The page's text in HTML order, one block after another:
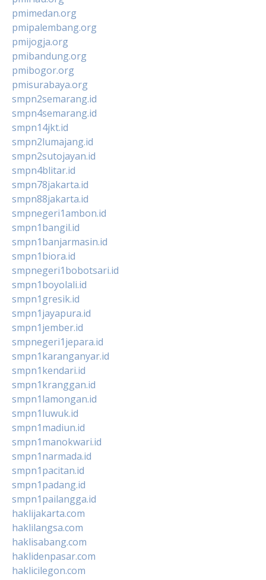
pmimedan.org
pmipalembang.org
pmijogja.org
pmibandung.org
pmibogor.org
pmisurabaya.org
smpn2semarang.id
smpn4semarang.id
smpn14jkt.id
smpn2lumajang.id
smpn2sutojayan.id
smpn4blitar.id
smpn78jakarta.id
smpn88jakarta.id
smpnegeri1ambon.id
smpn1bangil.id
smpn1banjarmasin.id
smpn1biora.id
smpnegeri1bobotsari.id
smpn1boyolali.id
smpn1gresik.id
smpn1jayapura.id
smpn1jember.id
smpnegeri1jepara.id
smpn1karanganyar.id
smpn1kendari.id
smpn1kranggan.id
smpn1lamongan.id
smpn1luwuk.id
smpn1madiun.id
smpn1manokwari.id
smpn1narmada.id
smpn1pacitan.id
smpn1padang.id
smpn1pailangga.id
haklijakarta.com
haklilangsa.com
haklisabang.com
haklidenpasar.com
haklicilegon.com